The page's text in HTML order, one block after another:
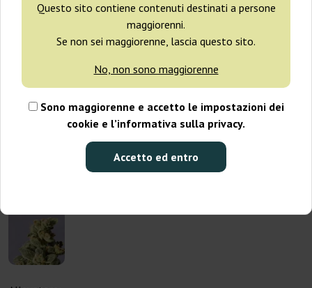
Questo sito contiene contenuti destinati a persone
maggiorenni.
Se non sei maggiorenne, lascia questo sito.
No, non sono maggiorenne
Sono maggiorenne e accetto le impostazioni dei
cookie e l’informativa sulla privacy.
Accetto ed entro